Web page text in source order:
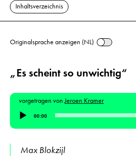
Inhaltsverzeichnis
Originalsprache anzeigen (NL)
„Es scheint so unwichtig“
vorgetragen vonJeroen Kramer
Audio-
Player
00:00
Max Blokzijl